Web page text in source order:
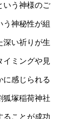
いう神様のご
う神秘性が組
深い祈りが生
イミングや見
に感じられる
狐塚稲荷神社
ることが成功